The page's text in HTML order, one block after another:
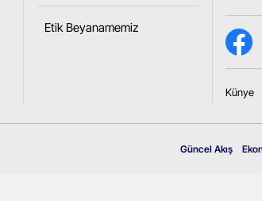
Tokat
Etik Beyanamemiz
Künye
Güncel Akış